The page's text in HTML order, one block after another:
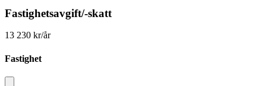
Fastighetsavgift/-skatt
13 230 kr/år
Fastighet